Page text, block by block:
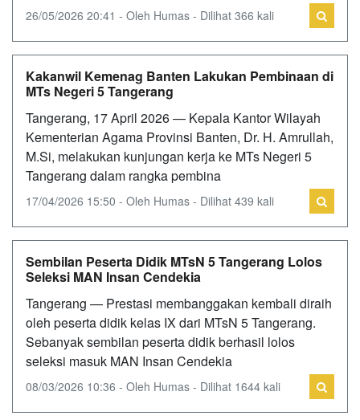
26/05/2026 20:41 - Oleh Humas - Dilihat 366 kali
Kakanwil Kemenag Banten Lakukan Pembinaan di
MTs Negeri 5 Tangerang
Tangerang, 17 April 2026 — Kepala Kantor Wilayah
Kementerian Agama Provinsi Banten, Dr. H. Amrullah,
M.Si, melakukan kunjungan kerja ke MTs Negeri 5
Tangerang dalam rangka pembina
17/04/2026 15:50 - Oleh Humas - Dilihat 439 kali
Sembilan Peserta Didik MTsN 5 Tangerang Lolos
Seleksi MAN Insan Cendekia
Tangerang — Prestasi membanggakan kembali diraih
oleh peserta didik kelas IX dari MTsN 5 Tangerang.
Sebanyak sembilan peserta didik berhasil lolos
seleksi masuk MAN Insan Cendekia
08/03/2026 10:36 - Oleh Humas - Dilihat 1644 kali